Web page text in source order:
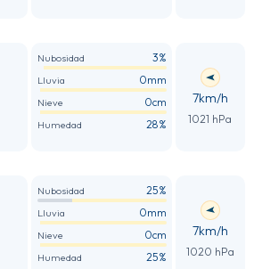
Nubosidad 3%
Lluvia 0mm
Nieve 0cm
Humedad 28%
7km/h
1021 hPa
Nubosidad 25%
Lluvia 0mm
Nieve 0cm
Humedad 25%
7km/h
1020 hPa